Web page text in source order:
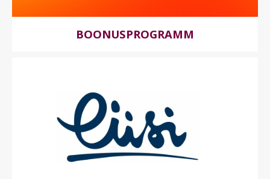
BOONUSPROGRAMM